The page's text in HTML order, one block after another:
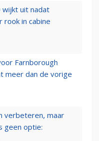
wijkt uit nadat
in cabine
Farnborough
meer dan de vorige
verbeteren, maar
geen optie: